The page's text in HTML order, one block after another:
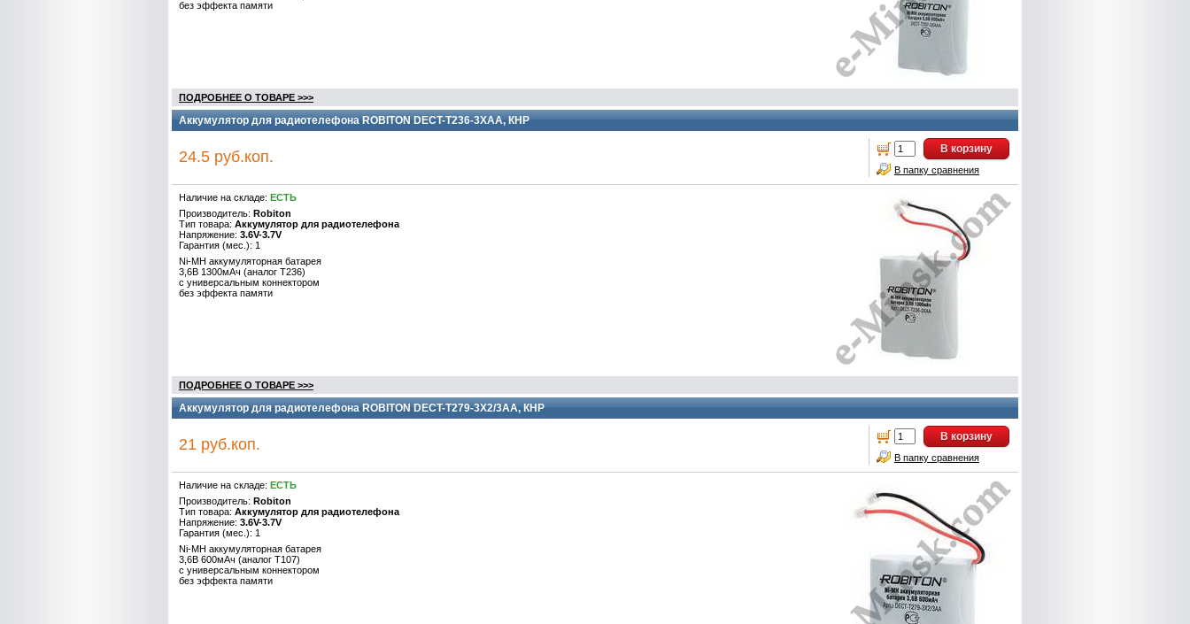
без эффекта памяти
ПОДРОБНЕЕ О ТОВАРЕ >>>
Аккумулятор для радиотелефона ROBITON DECT-T236-3XAA, КНР
24.5 руб.коп. В корзину
В папку сравнения
Наличие на складе: ЕСТЬ
Производитель: Robiton
Тип товара: Аккумулятор для радиотелефона
Напряжение: 3.6V-3.7V
Гарантия (мес.): 1
Ni-MH аккумуляторная батарея
3,6B 1300мАч (аналог T236)
с универсальным коннектором
без эффекта памяти
ПОДРОБНЕЕ О ТОВАРЕ >>>
Аккумулятор для радиотелефона ROBITON DECT-T279-3X2/3AA, КНР
21 руб.коп. В корзину
В папку сравнения
Наличие на складе: ЕСТЬ
Производитель: Robiton
Тип товара: Аккумулятор для радиотелефона
Напряжение: 3.6V-3.7V
Гарантия (мес.): 1
Ni-MH аккумуляторная батарея
3,6B 600мАч (аналог Т107)
с универсальным коннектором
без эффекта памяти